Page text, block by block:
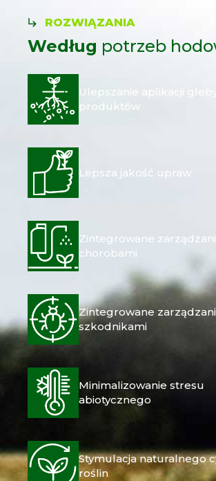
ROZWIĄZANIA
Według potrzeb
Ulepszanie aplikacji
produktów
Lepsza jakość upraw
Zintegrowane
chorobami
Zintegrowane
szkodnikami
Minimalizowanie stresu
abiotycznego
Stymulacja naturalnego
roślin